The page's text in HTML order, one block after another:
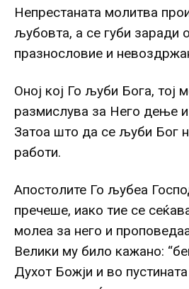
Непрестаната молитва
љубовта, а се губи заради
празнословие и
Оној кој Го љуби Бога, тој
размислува за Него дење
Затоа што да се љуби Бог
работи.
Апостолите Го љубеа
пречеше, иако тие се
молеа за него и
Велики му било кажано:
Духот Божји и во